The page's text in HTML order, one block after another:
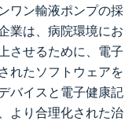
ワン輸液ポンプの採
業は、病院環境にお
させるために、電子
れたソフトウェアを
バイスと電子健康記
より合理化された治